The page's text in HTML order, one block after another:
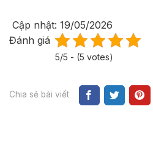
Cập nhật: 19/05/2026
Đánh giá
5/5 - (5 votes)
Chia sẻ bài viết